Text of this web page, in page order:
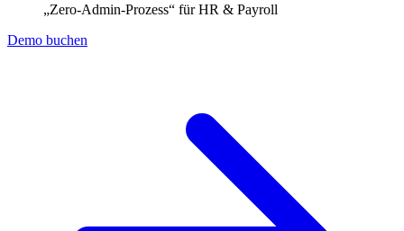
„Zero-Admin-Prozess“ für HR & Payroll
Demo buchen